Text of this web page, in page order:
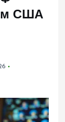
США